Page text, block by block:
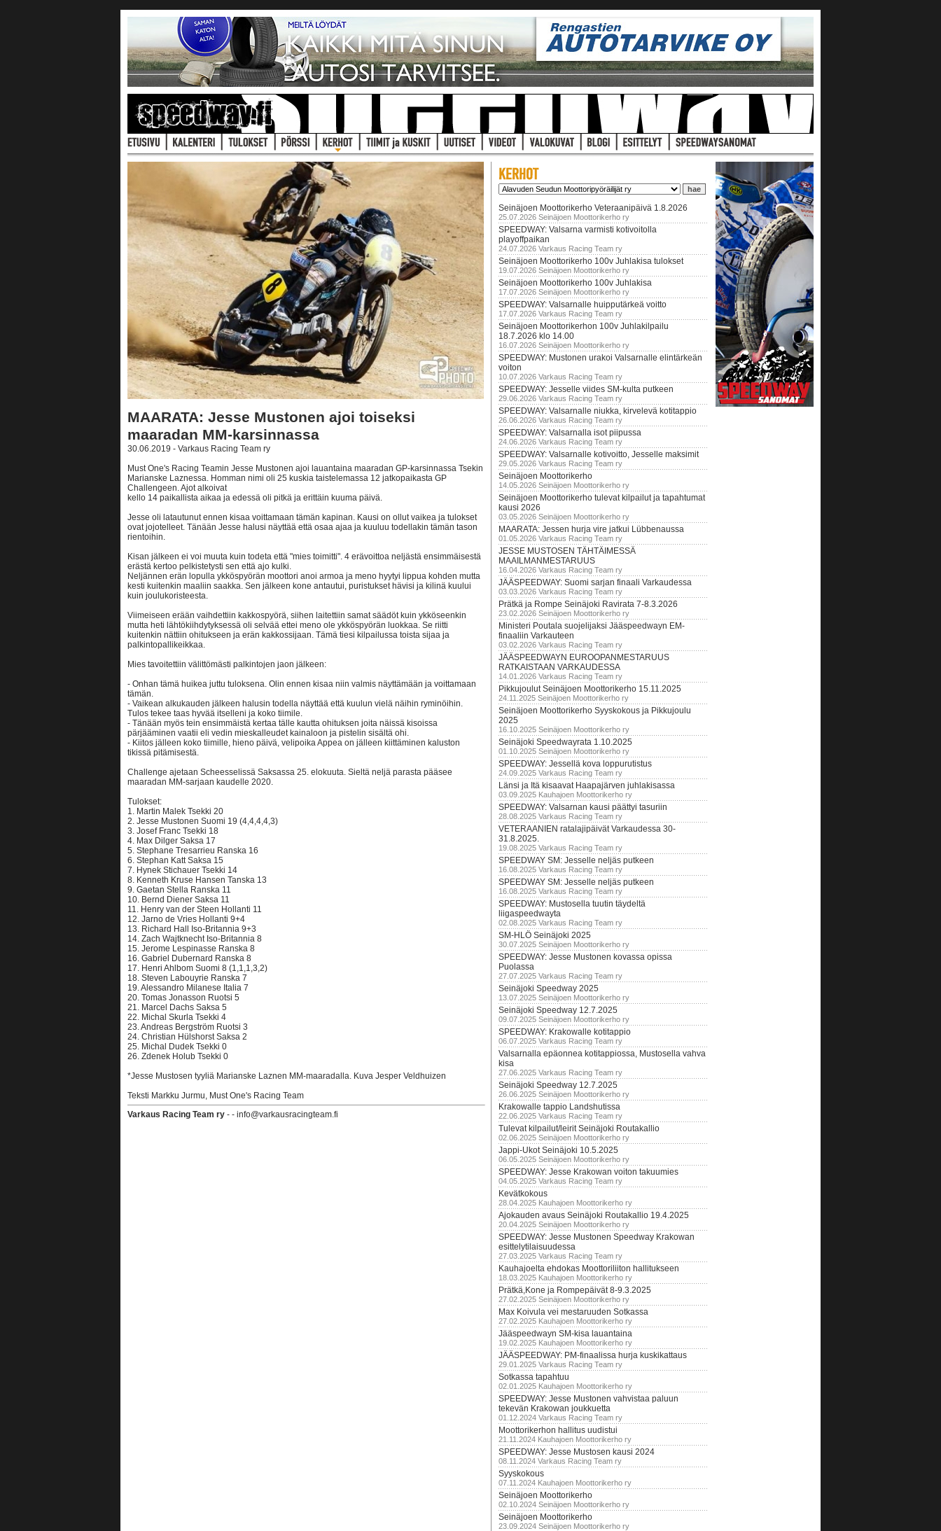
MAARATA: Jesse Mustonen ajoi toiseksi
maaradan MM-karsinnassa
30.06.2019 - Varkaus Racing Team ry
Must One's Racing Teamin Jesse Mustonen ajoi lauantaina maaradan GP-karsinnassa Tsekin
Marianske Laznessa. Homman nimi oli 25 kuskia taistelemassa 12 jatkopaikasta GP
Challengeen. Ajot alkoivat
kello 14 paikallista aikaa ja edessä oli pitkä ja erittäin kuuma päivä.
Jesse oli latautunut ennen kisaa voittamaan tämän kapinan. Kausi on ollut vaikea ja tulokset
ovat jojotelleet. Tänään Jesse halusi näyttää että osaa ajaa ja kuuluu todellakin tämän tason
rientoihin.
Kisan jälkeen ei voi muuta kuin todeta että "mies toimitti". 4 erävoittoa neljästä ensimmäisestä
erästä kertoo pelkistetysti sen että ajo kulki.
Neljännen erän lopulla ykköspyörän moottori anoi armoa ja meno hyytyi lippua kohden mutta
kesti kuitenkin maaliin saakka. Sen jälkeen kone antautui, puristukset hävisi ja kilinä kuului
kuin joulukoristeesta.
Viimeiseen erään vaihdettiin kakkospyörä, siihen laitettiin samat säädöt kuin ykköseenkin
mutta heti lähtökiihdytyksessä oli selvää ettei meno ole ykköspyörän luokkaa. Se riitti
kuitenkin nättiin ohitukseen ja erän kakkossijaan. Tämä tiesi kilpailussa toista sijaa ja
palkintopallikeikkaa.
Mies tavoitettiin välittömästi palkintojen jaon jälkeen:
- Onhan tämä huikea juttu tuloksena. Olin ennen kisaa niin valmis näyttämään ja voittamaan
tämän.
- Vaikean alkukauden jälkeen halusin todella näyttää että kuulun vielä näihin ryminöihin.
Tulos tekee taas hyvää itselleni ja koko tiimile.
- Tänään myös tein ensimmäistä kertaa tälle kautta ohituksen joita näissä kisoissa
pärjääminen vaatii eli vedin mieskalleudet kainaloon ja pistelin sisältä ohi.
- Kiitos jälleen koko tiimille, hieno päivä, velipoika Appea on jälleen kiittäminen kaluston
tikissä pitämisestä.
Challenge ajetaan Scheesselissä Saksassa 25. elokuuta. Sieltä neljä parasta pääsee
maaradan MM-sarjaan kaudelle 2020.
Tulokset:
1. Martin Malek Tsekki 20
2. Jesse Mustonen Suomi 19 (4,4,4,4,3)
3. Josef Franc Tsekki 18
4. Max Dilger Saksa 17
5. Stephane Tresarrieu Ranska 16
6. Stephan Katt Saksa 15
7. Hynek Stichauer Tsekki 14
8. Kenneth Kruse Hansen Tanska 13
9. Gaetan Stella Ranska 11
10. Bernd Diener Saksa 11
11. Henry van der Steen Hollanti 11
12. Jarno de Vries Hollanti 9+4
13. Richard Hall Iso-Britannia 9+3
14. Zach Wajtknecht Iso-Britannia 8
15. Jerome Lespinasse Ranska 8
16. Gabriel Dubernard Ranska 8
17. Henri Ahlbom Suomi 8 (1,1,1,3,2)
18. Steven Labouyrie Ranska 7
19. Alessandro Milanese Italia 7
20. Tomas Jonasson Ruotsi 5
21. Marcel Dachs Saksa 5
22. Michal Skurla Tsekki 4
23. Andreas Bergström Ruotsi 3
24. Christian Hülshorst Saksa 2
25. Michal Dudek Tsekki 0
26. Zdenek Holub Tsekki 0
*Jesse Mustosen tyyliä Marianske Laznen MM-maaradalla. Kuva Jesper Veldhuizen
Teksti Markku Jurmu, Must One's Racing Team
Varkaus Racing Team ry - - info@varkausracingteam.fi
Seinäjoen Moottorikerho Veteraanipäivä 1.8.2026
25.07.2026 Seinäjoen Moottorikerho ry
SPEEDWAY: Valsarna varmisti kotivoitolla
playoffpaikan
24.07.2026 Varkaus Racing Team ry
Seinäjoen Moottorikerho 100v Juhlakisa tulokset
19.07.2026 Seinäjoen Moottorikerho ry
Seinäjoen Moottorikerho 100v Juhlakisa
17.07.2026 Seinäjoen Moottorikerho ry
SPEEDWAY: Valsarnalle huipputärkeä voitto
17.07.2026 Varkaus Racing Team ry
Seinäjoen Moottorikerhon 100v Juhlakilpailu
18.7.2026 klo 14.00
16.07.2026 Seinäjoen Moottorikerho ry
SPEEDWAY: Mustonen urakoi Valsarnalle elintärkeän
voiton
10.07.2026 Varkaus Racing Team ry
SPEEDWAY: Jesselle viides SM-kulta putkeen
29.06.2026 Varkaus Racing Team ry
SPEEDWAY: Valsarnalle niukka, kirvelevä kotitappio
26.06.2026 Varkaus Racing Team ry
SPEEDWAY: Valsarnalla isot piipussa
24.06.2026 Varkaus Racing Team ry
SPEEDWAY: Valsarnalle kotivoitto, Jesselle maksimit
29.05.2026 Varkaus Racing Team ry
Seinäjoen Moottorikerho
14.05.2026 Seinäjoen Moottorikerho ry
Seinäjoen Moottorikerho tulevat kilpailut ja tapahtumat
kausi 2026
03.05.2026 Seinäjoen Moottorikerho ry
MAARATA: Jessen hurja vire jatkui Lübbenaussa
01.05.2026 Varkaus Racing Team ry
JESSE MUSTOSEN TÄHTÄIMESSÄ
MAAILMANMESTARUUS
16.04.2026 Varkaus Racing Team ry
JÄÄSPEEDWAY: Suomi sarjan finaali Varkaudessa
03.03.2026 Varkaus Racing Team ry
Prätkä ja Rompe Seinäjoki Ravirata 7-8.3.2026
23.02.2026 Seinäjoen Moottorikerho ry
Ministeri Poutala suojelijaksi Jääspeedwayn EM-
finaaliin Varkauteen
03.02.2026 Varkaus Racing Team ry
JÄÄSPEEDWAYN EUROOPANMESTARUUS
RATKAISTAAN VARKAUDESSA
14.01.2026 Varkaus Racing Team ry
Pikkujoulut Seinäjoen Moottorikerho 15.11.2025
24.11.2025 Seinäjoen Moottorikerho ry
Seinäjoen Moottorikerho Syyskokous ja Pikkujoulu
2025
16.10.2025 Seinäjoen Moottorikerho ry
Seinäjoki Speedwayrata 1.10.2025
01.10.2025 Seinäjoen Moottorikerho ry
SPEEDWAY: Jessellä kova loppurutistus
24.09.2025 Varkaus Racing Team ry
Länsi ja Itä kisaavat Haapajärven juhlakisassa
03.09.2025 Kauhajoen Moottorikerho ry
SPEEDWAY: Valsarnan kausi päättyi tasuriin
28.08.2025 Varkaus Racing Team ry
VETERAANIEN ratalajipäivät Varkaudessa 30-
31.8.2025.
19.08.2025 Varkaus Racing Team ry
SPEEDWAY SM: Jesselle neljäs putkeen
16.08.2025 Varkaus Racing Team ry
SPEEDWAY SM: Jesselle neljäs putkeen
16.08.2025 Varkaus Racing Team ry
SPEEDWAY: Mustosella tuutin täydeltä
liigaspeedwayta
02.08.2025 Varkaus Racing Team ry
SM-HLÖ Seinäjoki 2025
30.07.2025 Seinäjoen Moottorikerho ry
SPEEDWAY: Jesse Mustonen kovassa opissa
Puolassa
27.07.2025 Varkaus Racing Team ry
Seinäjoki Speedway 2025
13.07.2025 Seinäjoen Moottorikerho ry
Seinäjoki Speedway 12.7.2025
09.07.2025 Seinäjoen Moottorikerho ry
SPEEDWAY: Krakowalle kotitappio
06.07.2025 Varkaus Racing Team ry
Valsarnalla epäonnea kotitappiossa, Mustosella vahva
kisa
27.06.2025 Varkaus Racing Team ry
Seinäjoki Speedway 12.7.2025
26.06.2025 Seinäjoen Moottorikerho ry
Krakowalle tappio Landshutissa
22.06.2025 Varkaus Racing Team ry
Tulevat kilpailut/leirit Seinäjoki Routakallio
02.06.2025 Seinäjoen Moottorikerho ry
Jappi-Ukot Seinäjoki 10.5.2025
06.05.2025 Seinäjoen Moottorikerho ry
SPEEDWAY: Jesse Krakowan voiton takuumies
04.05.2025 Varkaus Racing Team ry
Kevätkokous
28.04.2025 Kauhajoen Moottorikerho ry
Ajokauden avaus Seinäjoki Routakallio 19.4.2025
20.04.2025 Seinäjoen Moottorikerho ry
SPEEDWAY: Jesse Mustonen Speedway Krakowan
esittelytilaisuudessa
27.03.2025 Varkaus Racing Team ry
Kauhajoelta ehdokas Moottoriliiton hallitukseen
18.03.2025 Kauhajoen Moottorikerho ry
Prätkä,Kone ja Rompepäivät 8-9.3.2025
27.02.2025 Seinäjoen Moottorikerho ry
Max Koivula vei mestaruuden Sotkassa
27.02.2025 Kauhajoen Moottorikerho ry
Jääspeedwayn SM-kisa lauantaina
19.02.2025 Kauhajoen Moottorikerho ry
JÄÄSPEEDWAY: PM-finaalissa hurja kuskikattaus
29.01.2025 Varkaus Racing Team ry
Sotkassa tapahtuu
02.01.2025 Kauhajoen Moottorikerho ry
SPEEDWAY: Jesse Mustonen vahvistaa paluun
tekevän Krakowan joukkuetta
01.12.2024 Varkaus Racing Team ry
Moottorikerhon hallitus uudistui
21.11.2024 Kauhajoen Moottorikerho ry
SPEEDWAY: Jesse Mustosen kausi 2024
08.11.2024 Varkaus Racing Team ry
Syyskokous
07.11.2024 Kauhajoen Moottorikerho ry
Seinäjoen Moottorikerho
02.10.2024 Seinäjoen Moottorikerho ry
Seinäjoen Moottorikerho
23.09.2024 Seinäjoen Moottorikerho ry